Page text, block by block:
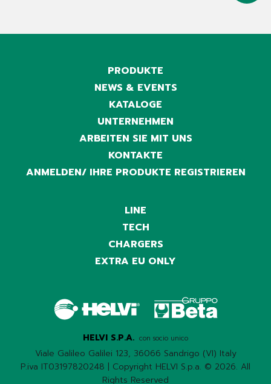
PRODUKTE
NEWS & EVENTS
KATALOGE
UNTERNEHMEN
ARBEITEN SIE MIT UNS
KONTAKTE
ANMELDEN/ IHRE PRODUKTE REGISTRIEREN
LINE
TECH
CHARGERS
EXTRA EU ONLY
HELVI S.P.A. con socio unico
Viale Galileo Galilei 123, 36066 Sandrigo (VI) Italy
P.iva IT03197820248 | Copyright HELVI S.p.a. © 2026. All
Rights Reserved